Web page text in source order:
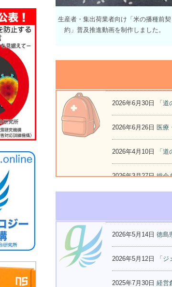
生産者・集出荷業者向け「米の播種前契
約」普及推進動画を制作しました。
2026年6月30日 「
2026年6月26日 医療
2026年4月10日 「
2026年3月27日 総会
医
2026年5月14日 徳島
2026年5月12日 「
2025年7月30日 経営